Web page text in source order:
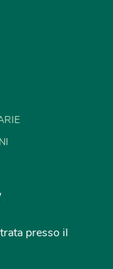
presso il